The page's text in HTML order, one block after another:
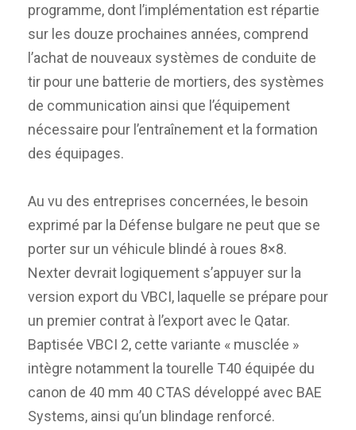
programme, dont l’implémentation est répartie
sur les douze prochaines années, comprend
l’achat de nouveaux systèmes de conduite de
tir pour une batterie de mortiers, des systèmes
de communication ainsi que l’équipement
nécessaire pour l’entraînement et la formation
des équipages.
Au vu des entreprises concernées, le besoin
exprimé par la Défense bulgare ne peut que se
porter sur un véhicule blindé à roues 8×8.
Nexter devrait logiquement s’appuyer sur la
version export du VBCI, laquelle se prépare pour
un premier contrat à l’export avec le Qatar.
Baptisée VBCI 2, cette variante « musclée »
intègre notamment la tourelle T40 équipée du
canon de 40 mm 40 CTAS développé avec BAE
Systems, ainsi qu’un blindage renforcé.